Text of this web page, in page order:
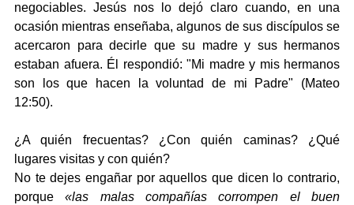
negociables. Jesús nos lo dejó claro cuando, en una
ocasión mientras enseñaba, algunos de sus discípulos se
acercaron para decirle que su madre y sus hermanos
estaban afuera. Él respondió: "Mi madre y mis hermanos
son los que hacen la voluntad de mi Padre" (Mateo
12:50).
¿A quién frecuentas? ¿Con quién caminas? ¿Qué
lugares visitas y con quién?
No te dejes engañar por aquellos que dicen lo contrario,
porque «las malas compañías corrompen el buen